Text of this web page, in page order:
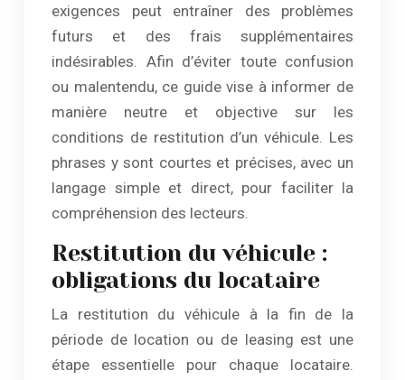
exigences peut entraîner des problèmes
futurs et des frais supplémentaires
indésirables. Afin d’éviter toute confusion
ou malentendu, ce guide vise à informer de
manière neutre et objective sur les
conditions de restitution d’un véhicule. Les
phrases y sont courtes et précises, avec un
langage simple et direct, pour faciliter la
compréhension des lecteurs.
Restitution du véhicule :
obligations du locataire
La restitution du véhicule à la fin de la
période de location ou de leasing est une
étape essentielle pour chaque locataire.